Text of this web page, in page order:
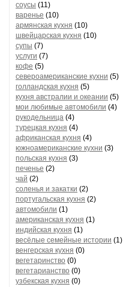
соусы (11)
варенье (10)
армянская кухня (10)
швейцарская кухня (10)
супы (7)
услуги (7)
кофе (5)
североамериканские кухни (5)
голландская кухня (5)
кухня австралии и океании (5)
мои любимые автомобили (4)
рукодельница (4)
турецкая кухня (4)
африканская кухня (4)
южноамериканские кухни (3)
польская кухня (3)
печенье (2)
чай (2)
соленья и закатки (2)
португальская кухня (2)
автомобили (1)
американская кухня (1)
индийская кухня (1)
весёлые семейные истории (1)
венгерская кухня (0)
вегетаринство (0)
вегетарианство (0)
узбекская кухня (0)